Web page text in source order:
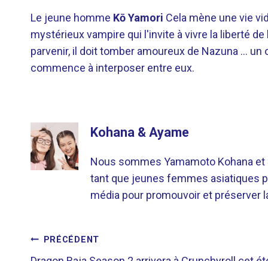
Le jeune homme Kō Yamori Cela mène une vie
mystérieux vampire qui l'invite à vivre la liberté
parvenir, il doit tomber amoureux de Nazuna …
commence à interposer entre eux.
Kohana & Ayame
Nous sommes Yamamoto Kohana et
tant que jeunes femmes asiatiques
média pour promouvoir et préserver
NAVIGATION
PRÉCÉDENT